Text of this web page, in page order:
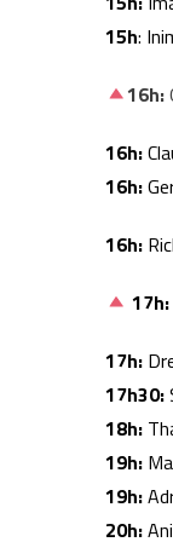
15h:
16h:
16h:
16h:
16h:
17h:
17h:
17h30:
18h:
19h:
19h:
20h: